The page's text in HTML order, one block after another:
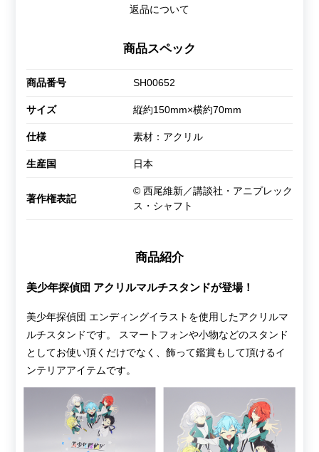
返品について
商品スペック
商品番号 SH00652
サイズ 縦約150mm×横約70mm
仕様 素材：アクリル
生産国 日本
著作権表記
© 西尾維新／講談社・アニプレック
ス・シャフト
商品紹介
美少年探偵団 アクリルマルチスタンドが登場！
美少年探偵団 エンディングイラストを使用したアクリルマ
ルチスタンドです。 スマートフォンや小物などのスタンド
としてお使い頂くだけでなく、飾って鑑賞もして頂けるイ
ンテリアアイテムです。